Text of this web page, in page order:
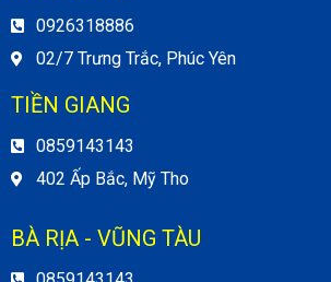
0926318886
02/7 Trưng Trắc, Phúc Yên
TIỀN GIANG
0859143143
402 Ấp Bắc, Mỹ Tho
BÀ RỊA - VŨNG TÀU